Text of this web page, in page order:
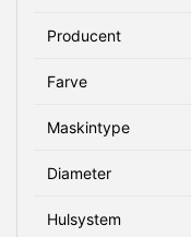
Producent
Farve
Maskintype
Diameter
Hulsystem